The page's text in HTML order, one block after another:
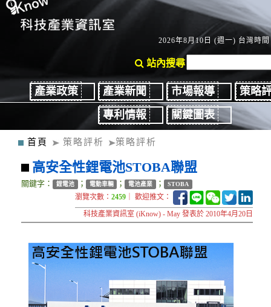
2026年8月10日 (週一) 台灣時間
站內搜尋
產業政策 產業新聞 市場報導
策略
專利情報
關鍵圖表
首頁 策略評析 策略評析
高安全性鋰電池STOBA聯盟
關鍵字： 鋰電池 ； 電動車輛 ； 電池產業 ； STOBA
瀏覽次數：2459 ｜ 歡迎推文：
科技產業資訊室 (iKnow) - May 發表於 2010年4月20日